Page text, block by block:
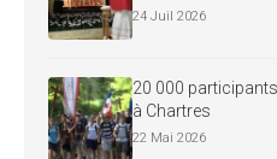
24 Juil 2026
20 000
à Chartres
22 Mai 2026